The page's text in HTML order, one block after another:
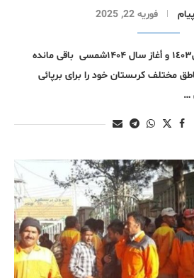
فوریه 22, 2025
کمتر از یک ماه به پایان سال١٤٠٣ و أغاز سال ۱۴۰۴شمسی باقی مانده
مختلف کرىستان خود را برای برپائی
…